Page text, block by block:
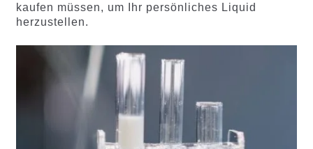
kaufen müssen, um Ihr persönliches Liquid
herzustellen.